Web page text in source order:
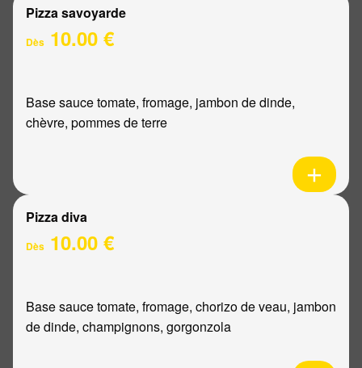
Pizza savoyarde
Dès 10.00 €
Base sauce tomate, fromage, jambon de dinde,
chèvre, pommes de terre
Pizza diva
Dès 10.00 €
Base sauce tomate, fromage, chorizo de veau, jambon
de dinde, champignons, gorgonzola